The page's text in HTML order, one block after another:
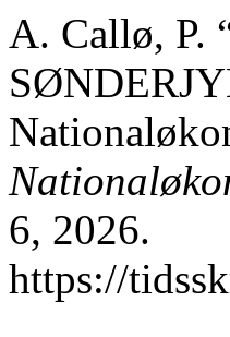
A. Callø, P.
6, 2026.
https://